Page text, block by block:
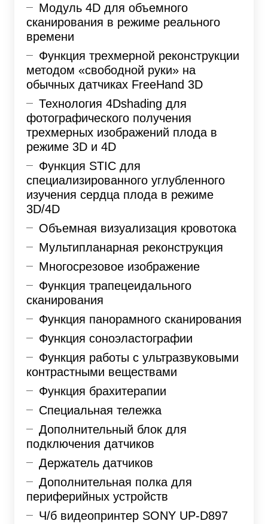
Модуль 4D для объемного
сканирования в режиме реального
времени
Функция трехмерной реконструкции
методом «свободной руки» на
обычных датчиках FreeHand 3D
Технология 4Dshading для
фотографического получения
трехмерных изображений плода в
режиме 3D и 4D
Функция STIC для
специализированного углубленного
изучения сердца плода в режиме
3D/4D
Объемная визуализация кровотока
Мультипланарная реконструкция
Многосрезовое изображение
Функция трапецеидального
сканирования
Функция панорамного сканирования
Функция соноэластографии
Функция работы с ультразвуковыми
контрастными веществами
Функция брахитерапии
Специальная тележка
Дополнительный блок для
подключения датчиков
Держатель датчиков
Дополнительная полка для
периферийных устройств
Ч/б видеопринтер SONY UP-D897